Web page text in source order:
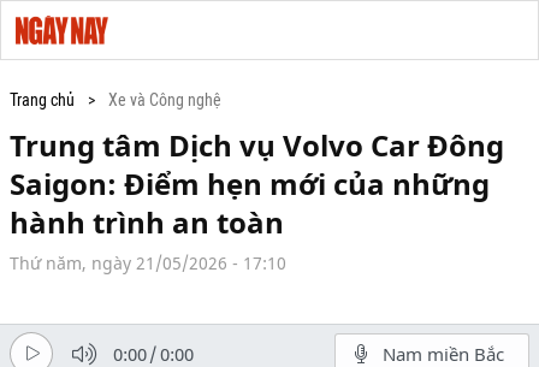
Trang chủ Xe và Công nghệ
Trung tâm Dịch vụ Volvo Car Đông
Saigon: Điểm hẹn mới của những
hành trình an toàn
Thứ năm, ngày 21/05/2026 - 17:10
0:00/0:00 Nam miền Bắc